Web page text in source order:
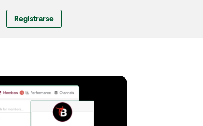
Registrarse